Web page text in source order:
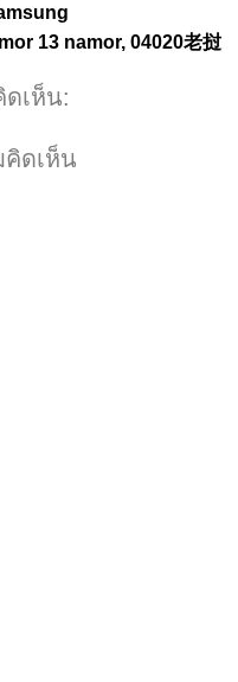
13 namor, 04020老挝
เห็น:
คิดเห็น